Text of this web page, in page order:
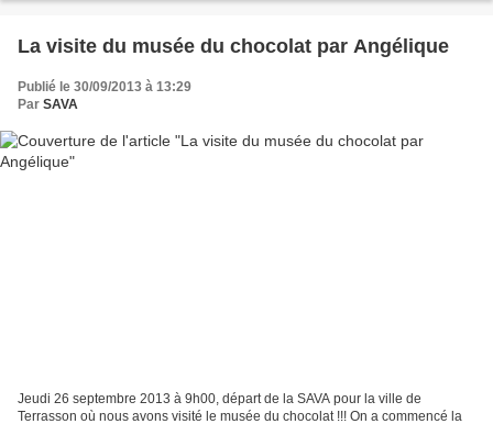
La visite du musée du chocolat par Angélique
Publié le 30/09/2013 à 13:29
Par SAVA
Jeudi 26 septembre 2013 à 9h00, départ de la SAVA pour la ville de
Terrasson où nous avons visité le musée du chocolat !!! On a commencé la